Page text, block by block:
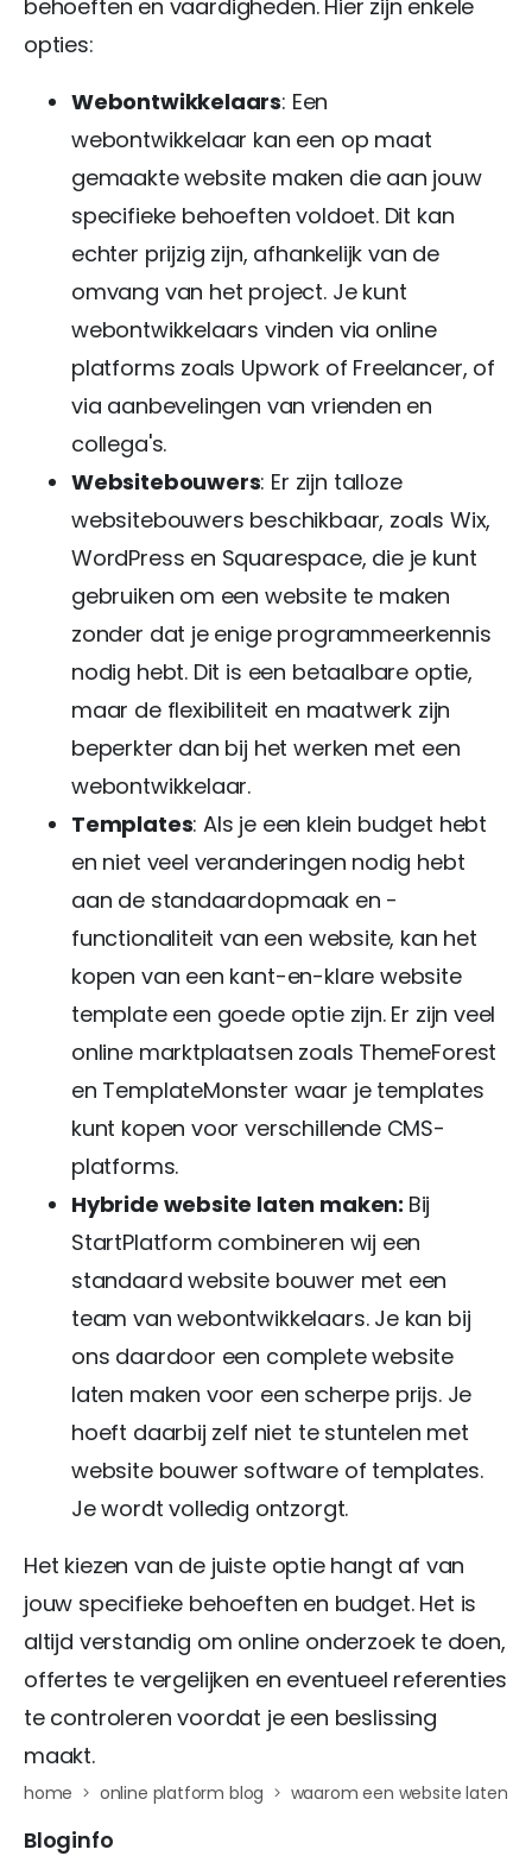
behoeften en vaardigheden. Hier zijn enkele
opties:
Webontwikkelaars: Een
webontwikkelaar kan een op maat
gemaakte website maken die aan jouw
specifieke behoeften voldoet. Dit kan
echter prijzig zijn, afhankelijk van de
omvang van het project. Je kunt
webontwikkelaars vinden via online
platforms zoals Upwork of Freelancer, of
via aanbevelingen van vrienden en
collega's.
Websitebouwers: Er zijn talloze
websitebouwers beschikbaar, zoals Wix,
WordPress en Squarespace, die je kunt
gebruiken om een website te maken
zonder dat je enige programmeerkennis
nodig hebt. Dit is een betaalbare optie,
maar de flexibiliteit en maatwerk zijn
beperkter dan bij het werken met een
webontwikkelaar.
Templates: Als je een klein budget hebt
en niet veel veranderingen nodig hebt
aan de standaardopmaak en -
functionaliteit van een website, kan het
kopen van een kant-en-klare website
template een goede optie zijn. Er zijn veel
online marktplaatsen zoals ThemeForest
en TemplateMonster waar je templates
kunt kopen voor verschillende CMS-
platforms.
Hybride website laten maken: Bij
StartPlatform combineren wij een
standaard website bouwer met een
team van webontwikkelaars. Je kan bij
ons daardoor een complete website
laten maken voor een scherpe prijs. Je
hoeft daarbij zelf niet te stuntelen met
website bouwer software of templates.
Je wordt volledig ontzorgt.
Het kiezen van de juiste optie hangt af van
jouw specifieke behoeften en budget. Het is
altijd verstandig om online onderzoek te doen,
offertes te vergelijken en eventueel referenties
te controleren voordat je een beslissing
maakt.
home online platform blog waarom een website laten
Bloginfo